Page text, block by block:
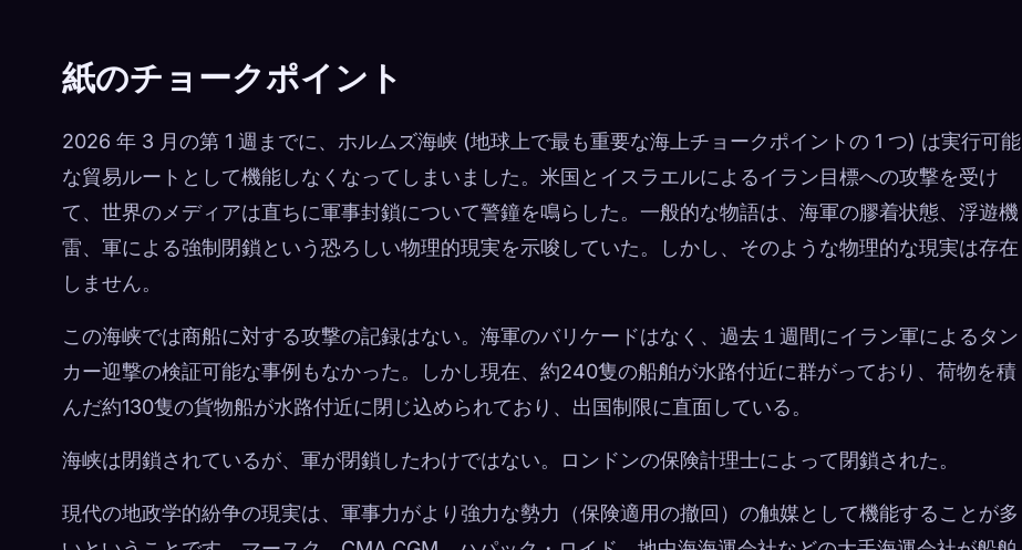
紙のチョークポイント
2026 年 3 月の第 1 週までに、ホルムズ海峡 (地球上で最も重要な海上チョークポイントの 1 つ) は実行可能
な貿易ルートとして機能しなくなってしまいました。米国とイスラエルによるイラン目標への攻撃を受け
て、世界のメディアは直ちに軍事封鎖について警鐘を鳴らした。一般的な物語は、海軍の膠着状態、浮遊機
雷、軍による強制閉鎖という恐ろしい物理的現実を示唆していた。しかし、そのような物理的な現実は存在
しません。
この海峡では商船に対する攻撃の記録はない。海軍のバリケードはなく、過去１週間にイラン軍によるタン
カー迎撃の検証可能な事例もなかった。しかし現在、約240隻の船舶が水路付近に群がっており、荷物を積
んだ約130隻の貨物船が水路付近に閉じ込められており、出国制限に直面している。
海峡は閉鎖されているが、軍が閉鎖したわけではない。ロンドンの保険計理士によって閉鎖された。
現代の地政学的紛争の現実は、軍事力がより強力な勢力（保険適用の撤回）の触媒として機能することが多